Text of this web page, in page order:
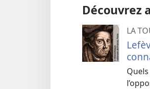
Découvrez
LA